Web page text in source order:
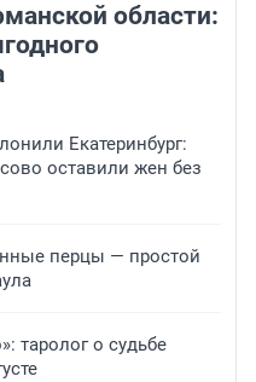
области:
Екатеринбург:
оставили жен без
перцы — простой
таролог о судьбе